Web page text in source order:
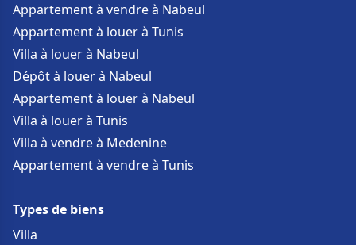
Appartement à vendre à Nabeul
Appartement à louer à Tunis
Villa à louer à Nabeul
Dépôt à louer à Nabeul
Appartement à louer à Nabeul
Villa à louer à Tunis
Villa à vendre à Medenine
Appartement à vendre à Tunis
Types de biens
Villa